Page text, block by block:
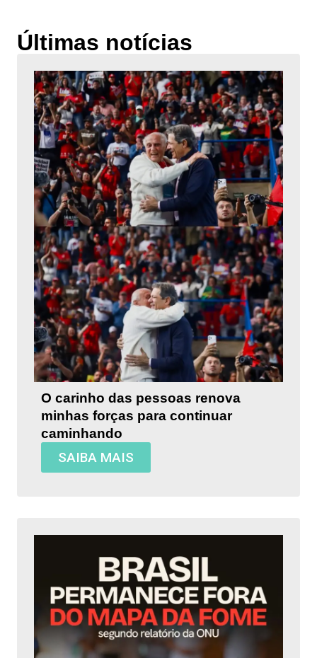
Últimas notícias
O carinho das pessoas renova
minhas forças para continuar
caminhando
SAIBA MAIS